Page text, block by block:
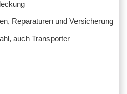
Reparaturen und Versicherung
auch Transporter